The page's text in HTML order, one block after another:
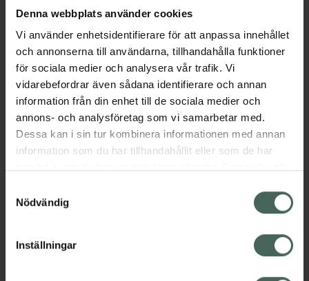
Denna webbplats använder cookies
Vi använder enhetsidentifierare för att anpassa innehållet
och annonserna till användarna, tillhandahålla funktioner
för sociala medier och analysera vår trafik. Vi
vidarebefordrar även sådana identifierare och annan
information från din enhet till de sociala medier och
annons- och analysföretag som vi samarbetar med.
Dessa kan i sin tur kombinera informationen med annan
information som du har tillhandahållit eller som de har
återkalla ditt samtycke via webbplatsens
cookieinställningar. Ett återkallat samtycke påverkar inte
lagligheten av behandling som skett innan återkallelsen.
Nödvändig
Inställningar
Beskrivning Dölj
Läs alltid bipacksedeln innan
användning.
EAN:17331009005414
Visa